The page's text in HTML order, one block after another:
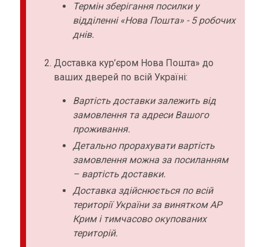
Термін зберігання посилки у
відділенні «Нова Пошта» - 5 робочих
днів.
Доставка кур’єром Нова Пошта» до
ваших дверей по всій Україні:
Вартість доставки залежить від
замовлення та адреси Вашого
проживання.
Детально прорахувати вартість
замовлення можна за посиланням
– вартість доставки.
Доставка здійснюється по всій
території України за винятком АР
Крим і тимчасово окупованих
територій.